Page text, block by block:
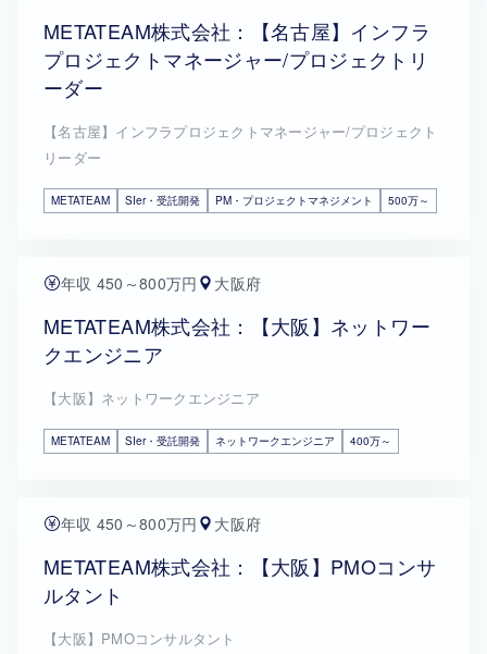
METATEAM株式会社：【名古屋】インフラ
プロジェクトマネージャー/プロジェクトリ
ーダー
【名古屋】インフラプロジェクトマネージャー/プロジェクト
リーダー
METATEAM SIer・受託開発 PM・プロジェクトマネジメント 500万～
年収 450～800万円 大阪府
METATEAM株式会社：【大阪】ネットワー
クエンジニア
【大阪】ネットワークエンジニア
METATEAM SIer・受託開発 ネットワークエンジニア 400万～
年収 450～800万円 大阪府
METATEAM株式会社：【大阪】PMOコンサ
ルタント
【大阪】PMOコンサルタント